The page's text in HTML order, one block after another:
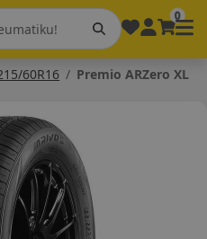
0
60R16 Premio ARZero XL